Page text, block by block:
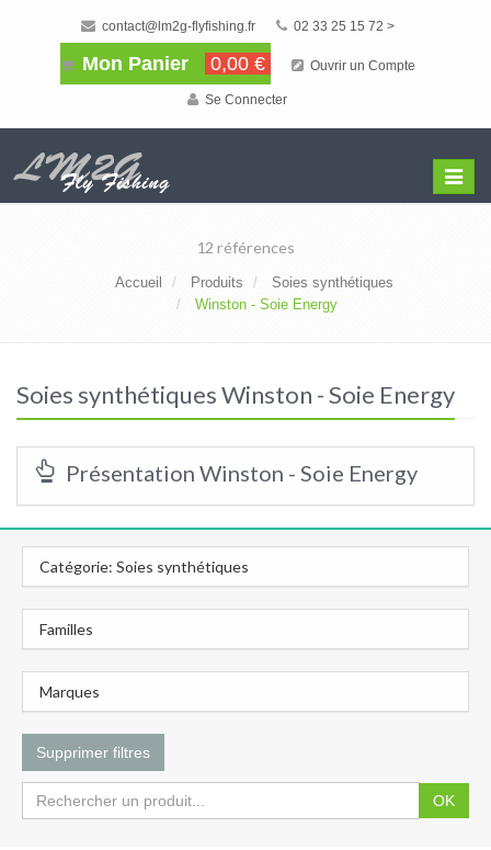
contact@lm2g-flyfishing.fr 02 33 25 15 72 >
Mon Panier 0,00 € Ouvrir un Compte
Se Connecter
Menu
12 références
Accueil Produits
Soies synthétiques
Winston - Soie Energy
Soies synthétiques Winston - Soie Energy
Présentation Winston - Soie Energy
Catégorie: Soies synthétiques
Familles
Marques
Supprimer filtres
OK